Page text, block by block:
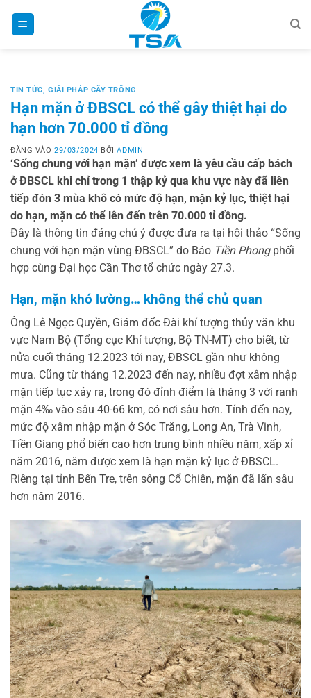
TIN TỨC,GIẢI PHÁP CÂY TRỒNG
Hạn mặn ở ĐBSCL có thể gây thiệt hại do
hạn hơn 70.000 tỉ đồng
ĐĂNG VÀO29/03/2024 BỞIADMIN
‘Sống chung với hạn mặn’ được xem là yêu cầu cấp bách
ở ĐBSCL khi chỉ trong 1 thập kỷ qua khu vực này đã liên
tiếp đón 3 mùa khô có mức độ hạn, mặn kỷ lục, thiệt hại
do hạn, mặn có thể lên đến trên 70.000 tỉ đồng.
Đây là thông tin đáng chú ý được đưa ra tại hội thảo “Sống
chung với hạn mặn vùng ĐBSCL” do Báo Tiền Phongphối
hợp cùng Đại học Cần Thơ tổ chức ngày 27.3.
Hạn, mặn khó lường… không thể chủ quan
Ông Lê Ngọc Quyền, Giám đốc Đài khí tượng thủy văn khu
vực Nam Bộ (Tổng cục Khí tượng, Bộ TN-MT) cho biết, từ
nửa cuối tháng 12.2023 tới nay, ĐBSCL gần như không
mưa. Cũng từ tháng 12.2023 đến nay, nhiều đợt xâm nhập
mặn tiếp tục xảy ra, trong đó đỉnh điểm là tháng 3 với ranh
mặn 4‰ vào sâu 40-66 km, có nơi sâu hơn. Tính đến nay,
mức độ xâm nhập mặn ở Sóc Trăng, Long An, Trà Vinh,
Tiền Giang phổ biến cao hơn trung bình nhiều năm, xấp xỉ
năm 2016, năm được xem là hạn mặn kỷ lục ở ĐBSCL.
Riêng tại tỉnh Bến Tre, trên sông Cổ Chiên, mặn đã lấn sâu
hơn năm 2016.